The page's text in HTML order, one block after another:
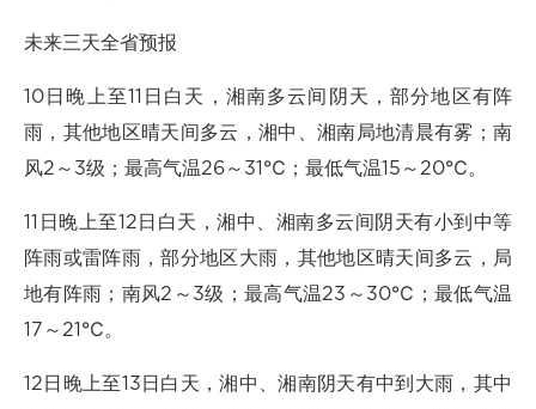
未来三天全省预报
10日晚上至11日白天，湘南多云间阴天，部分地区有阵
雨，其他地区晴天间多云，湘中、湘南局地清晨有雾；南
风2～3级；最高气温26～31℃；最低气温15～20℃。
11日晚上至12日白天，湘中、湘南多云间阴天有小到中等
阵雨或雷阵雨，部分地区大雨，其他地区晴天间多云，局
地有阵雨；南风2～3级；最高气温23～30℃；最低气温
17～21℃。
12日晚上至13日白天，湘中、湘南阴天有中到大雨，其中